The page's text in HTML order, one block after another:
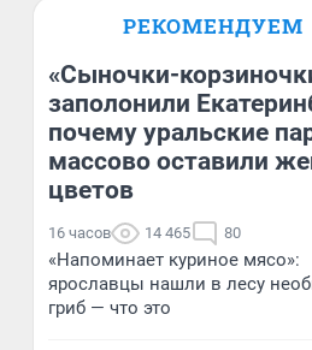
РЕКОМЕНДУЕМ
«Сыночки-
заполонили
почему уральские
массово оставили
цветов
16 часов 14 465 80
«Напоминает куриное мясо»:
ярославцы нашли в лесу
гриб — что это